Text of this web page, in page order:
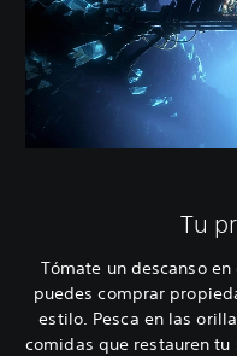
Tu
Tómate un descanso
puedes comprar
estilo. Pesca en las
comidas que restauren